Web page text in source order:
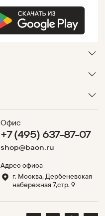
Офис
+7 (495) 637-87-07
shop@baon.ru
Адрес офиса
г. Москва, Дербеневская
набережная 7,стр. 9